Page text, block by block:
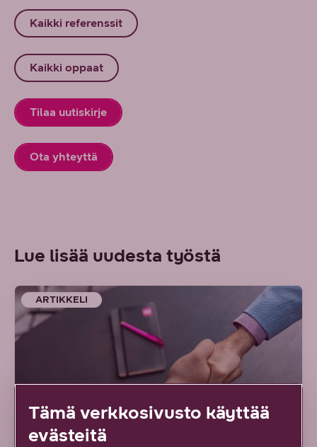
Kaikki referenssit
Kaikki oppaat
Tilaa uutiskirje
Ota yhteyttä
Lue lisää uudesta työstä
ARTIKKELI
Tämä verkkosivusto käyttää
evästeitä